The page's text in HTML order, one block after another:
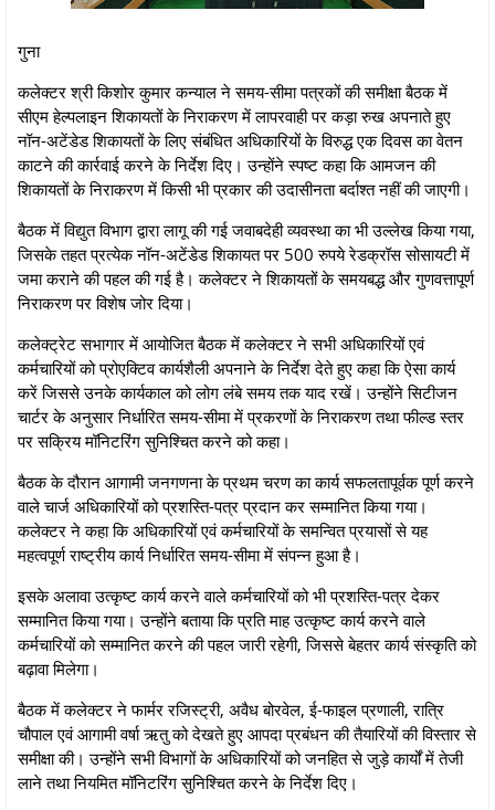
गुना
कलेक्टर श्री किशोर कुमार कन्याल ने समय-सीमा पत्रकों की समीक्षा बैठक में
सीएम हेल्पलाइन शिकायतों के निराकरण में लापरवाही पर कड़ा रुख अपनाते हुए
नॉन-अटेंडेड शिकायतों के लिए संबंधित अधिकारियों के विरुद्ध एक दिवस का वेतन
काटने की कार्रवाई करने के निर्देश दिए। उन्होंने स्पष्ट कहा कि आमजन की
शिकायतों के निराकरण में किसी भी प्रकार की उदासीनता बर्दाश्त नहीं की जाएगी।
बैठक में विद्युत विभाग द्वारा लागू की गई जवाबदेही व्यवस्था का भी उल्लेख किया गया,
जिसके तहत प्रत्येक नॉन-अटेंडेड शिकायत पर 500 रुपये रेडक्रॉस सोसायटी में
जमा कराने की पहल की गई है। कलेक्टर ने शिकायतों के समयबद्ध और गुणवत्तापूर्ण
निराकरण पर विशेष जोर दिया।
कलेक्ट्रेट सभागार में आयोजित बैठक में कलेक्टर ने सभी अधिकारियों एवं
कर्मचारियों को प्रोएक्टिव कार्यशैली अपनाने के निर्देश देते हुए कहा कि ऐसा कार्य
करें जिससे उनके कार्यकाल को लोग लंबे समय तक याद रखें। उन्होंने सिटीजन
चार्टर के अनुसार निर्धारित समय-सीमा में प्रकरणों के निराकरण तथा फील्ड स्तर
पर सक्रिय मॉनिटरिंग सुनिश्चित करने को कहा।
बैठक के दौरान आगामी जनगणना के प्रथम चरण का कार्य सफलतापूर्वक पूर्ण करने
वाले चार्ज अधिकारियों को प्रशस्ति-पत्र प्रदान कर सम्मानित किया गया।
कलेक्टर ने कहा कि अधिकारियों एवं कर्मचारियों के समन्वित प्रयासों से यह
महत्वपूर्ण राष्ट्रीय कार्य निर्धारित समय-सीमा में संपन्न हुआ है।
इसके अलावा उत्कृष्ट कार्य करने वाले कर्मचारियों को भी प्रशस्ति-पत्र देकर
सम्मानित किया गया। उन्होंने बताया कि प्रति माह उत्कृष्ट कार्य करने वाले
कर्मचारियों को सम्मानित करने की पहल जारी रहेगी, जिससे बेहतर कार्य संस्कृति को
बढ़ावा मिलेगा।
बैठक में कलेक्टर ने फार्मर रजिस्ट्री, अवैध बोरवेल, ई-फाइल प्रणाली, रात्रि
चौपाल एवं आगामी वर्षा ऋतु को देखते हुए आपदा प्रबंधन की तैयारियों की विस्तार से
समीक्षा की। उन्होंने सभी विभागों के अधिकारियों को जनहित से जुड़े कार्यों में तेजी
लाने तथा नियमित मॉनिटरिंग सुनिश्चित करने के निर्देश दिए।